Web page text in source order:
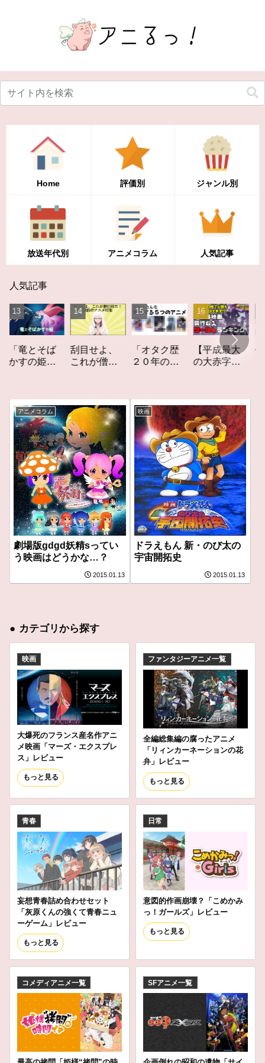
Home 評価別 ジャンル別
放送年代別 アニメコラム 人気記事
人気記事
とそば
の姫」
刮目せよ、
これが僧侶
メ」特集ア
ニメコラム
「オタク歴
２０年の私
メ」アニメ
コラム #私を
構成する5つ
のアニメ
【平成最大
の大赤字】
メ映画興行
収入ワース
トランキン
グ【平成
版】
作家
りか
ト」
ー
アニメコラム
劇場版gdgd妖精sってい
う映画はどうかな…？
2015.01.13
映画
ドラえもん 新・のび太の
宇宙開拓史
2015.01.13
● カテゴリから探す
映画
大爆死のフランス産名作アニ
メ映画「マーズ・エクスプレ
ス」レビュー
もっと見る
ファンタジーアニメ一覧
全編総集編の腐ったアニメ
「リィンカーネーションの花
弁」レビュー
もっと見る
青春
妄想青春詰め合わせセット
「灰原くんの強くて青春ニュ
ーゲーム」レビュー
もっと見る
日常
意図的作画崩壊？「こめかみ
っ！ガールズ」レビュー
もっと見る
コメディアニメ一覧 SFアニメ一覧